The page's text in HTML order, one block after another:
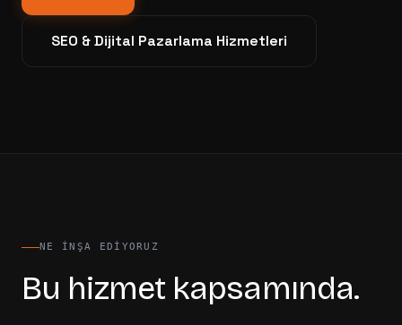
SEO & Dijital Pazarlama Hizmetleri
NE INŞA EDIYORUZ
Bu hizmet kapsamında.